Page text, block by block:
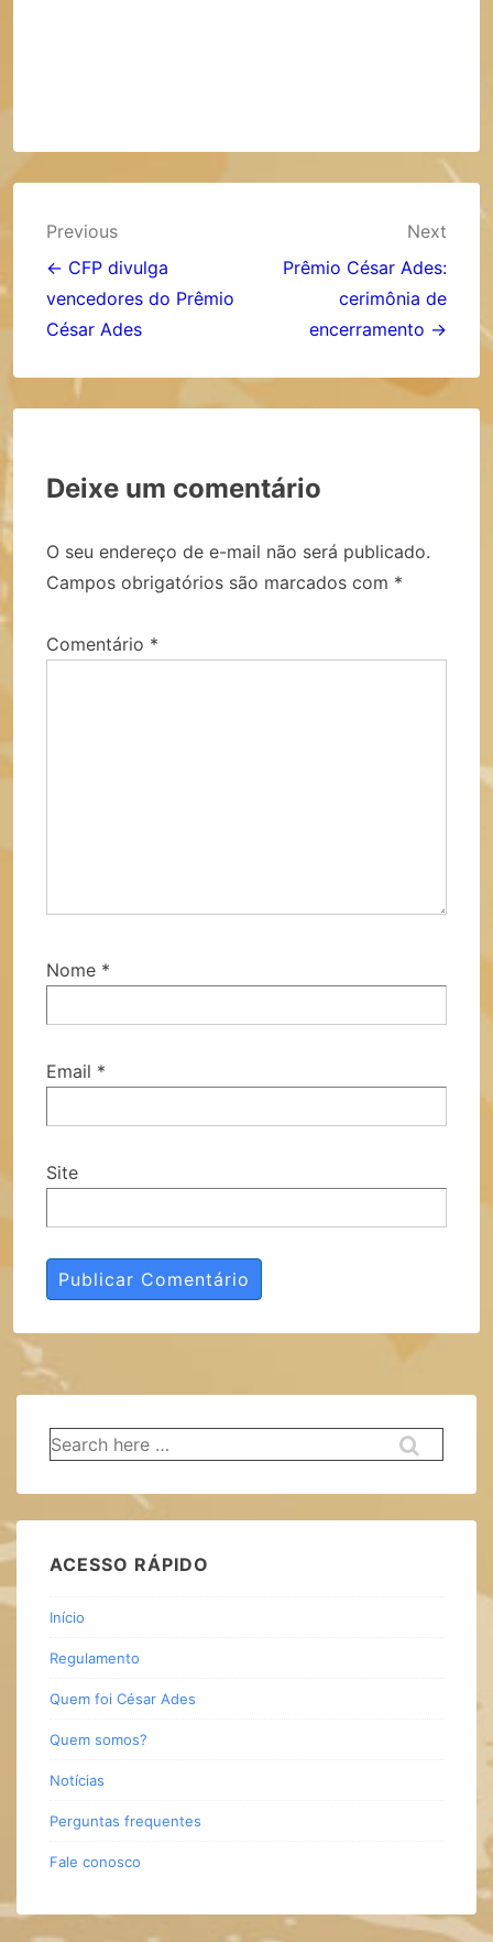
Navegação
de
Post
Previous
← CFP divulga
vencedores do Prêmio
César Ades
Next
Prêmio César Ades:
cerimônia de
encerramento →
Deixe um comentário
O seu endereço de e-mail não será publicado.
Campos obrigatórios são marcados com *
Comentário *
Nome *
Email *
Site
Pesquisar
por:
ACESSO RÁPIDO
Início
Regulamento
Quem foi César Ades
Quem somos?
Notícias
Perguntas frequentes
Fale conosco